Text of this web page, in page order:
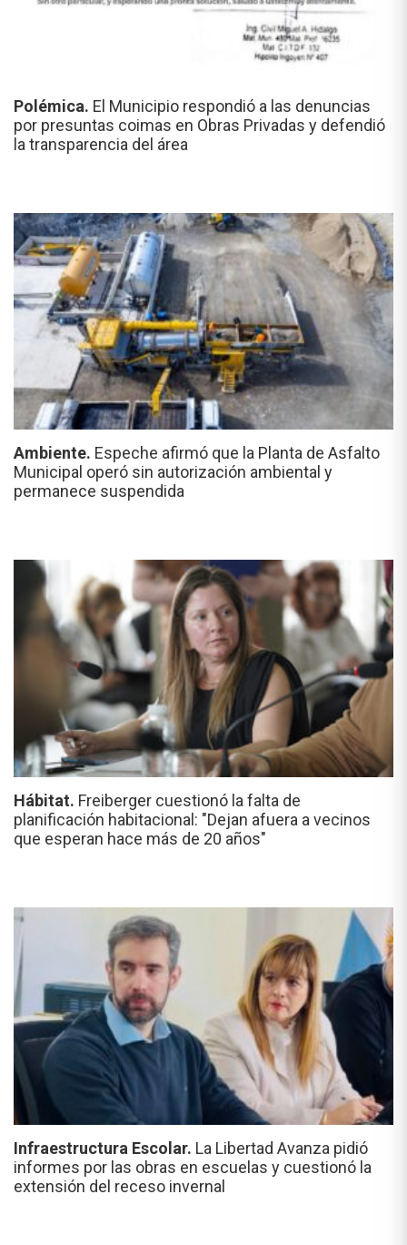
Polémica. El Municipio respondió a las denuncias
por presuntas coimas en Obras Privadas y defendió
la transparencia del área
Ambiente. Espeche afirmó que la Planta de Asfalto
Municipal operó sin autorización ambiental y
permanece suspendida
Hábitat. Freiberger cuestionó la falta de
planificación habitacional: "Dejan afuera a vecinos
que esperan hace más de 20 años"
Infraestructura Escolar. La Libertad Avanza pidió
informes por las obras en escuelas y cuestionó la
extensión del receso invernal